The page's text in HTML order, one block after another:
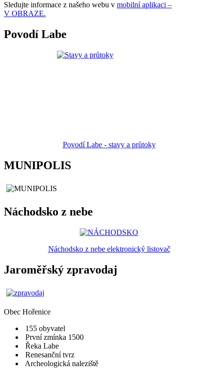
Sledujte informace z našeho webu v mobilní aplikaci –
V OBRAZE.
Povodí Labe
Povodí Labe - stavy a průtoky
MUNIPOLIS
Náchodsko z nebe
Náchodsko z nebe elektronický listovač
Jaroměřský zpravodaj
Obec Hořenice
155 obyvatel
První zmínka 1500
Řeka Labe
Renesanční tvrz
Archeologická naleziště